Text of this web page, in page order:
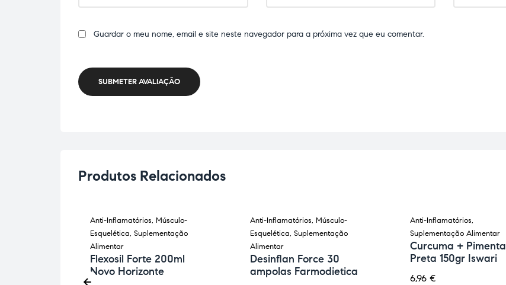
Guardar o meu nome, email e site neste navegador para a próxima vez que eu comentar.
SUBMETER AVALIAÇÃO
Produtos Relacionados
Anti-Inflamatórios, Músculo-
Esquelética, Suplementação
Alimentar
Flexosil Forte 200ml
Novo Horizonte
Anti-Inflamatórios, Músculo-
Esquelética, Suplementação
Alimentar
Desinflan Force 30
ampolas Farmodietica
Anti-Inflamatórios,
Suplementação Alimentar
Curcuma + Pimenta
Preta 150gr Iswari
6,96 €